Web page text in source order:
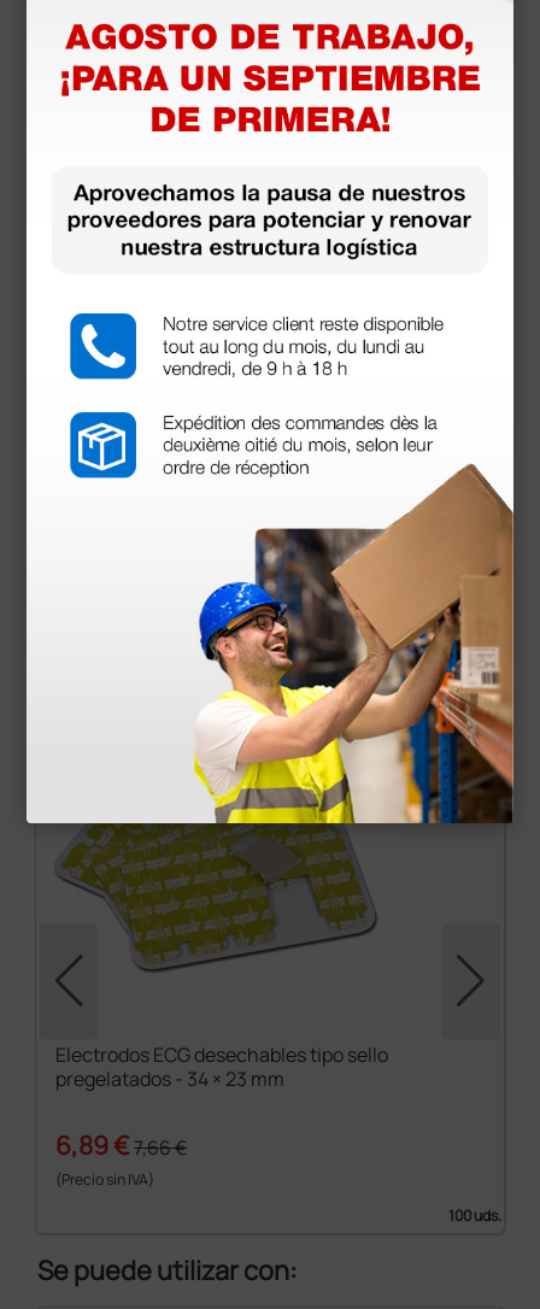
• Memorzación ECG: Memoria interna 100 ecg,
expansión 1000 ecg (opcional)
• Pantalla: LCD a color, de 4,3” retroiluminado,
visualización de la forma de onda ECG en tiempo real
• Formatos visualizados: 6×2, 6×1 1st, 6×1 2nd, 6×1
100×150mm
• Impresión manual 3 o 6 canales, 5/10/25/50 mm/s
• Impresora auto: estándard o Cabrera; 3, 3+1, 3+3, 6
• Conexión: USB
• Cable paciente: estándard 15D, 10 hilos
• Exportación Datos: SCP, PDF (con USB)
(100-240 VAC 50/60 Hz); batería interna recargable
• Duración: más de 500 ECG
• Dimensiones: 285 × 204 × 65 mm
Mostrar más
Electrodos ECG desechables tipo sello
pregelatados - 34 × 23 mm
6,89 €7,66 €
(Precio sin IVA)
100 uds.
más opciones
Se puede utilizar con: